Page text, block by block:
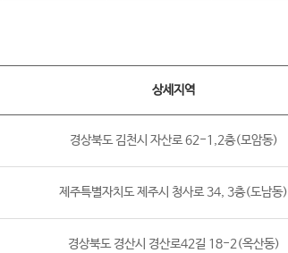
상세지역
경상북도 김천시 자산로 62-1,2층(모암동)
제주특별자치도 제주시 청사로 34, 3층(도남동)
경상북도 경산시 경산로42길 18-2(옥산동)